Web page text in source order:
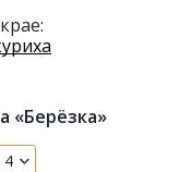
«Берёзка»
4